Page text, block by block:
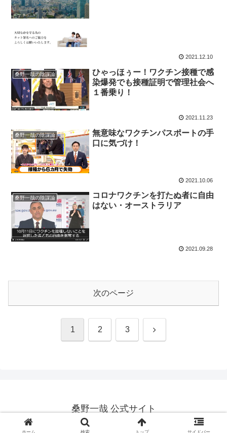
2021.12.10
桑野一哉の陰謀論
ひゃっほぅー！ワクチン接種で感
染爆発でも接種証明で管理社会へ
１番乗り！
2021.11.23
桑野一哉の陰謀論
無意味なワクチンパスポートの手
口に気づけ！
2021.10.06
桑野一哉の陰謀論
コロナワクチンを打たぬ者に自由
はない・オーストラリア
2021.09.28
次のページ
1 2 3 次
桑野一哉 公式サイト
Copyright © 2012-2026 桑野一哉 公式サイト All Rights Reserved.
ホーム 検索 トップ サイドバー